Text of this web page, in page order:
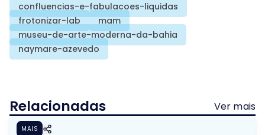
confluencias-e-fabulacoes-liquidas
frotonizar-lab
mam
museu-de-arte-moderna-da-bahia
naymare-azevedo
Relacionadas Ver mais
MAIS